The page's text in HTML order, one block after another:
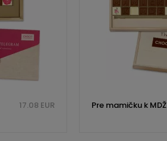
17.08 EUR Pre mamičku k MDŽ